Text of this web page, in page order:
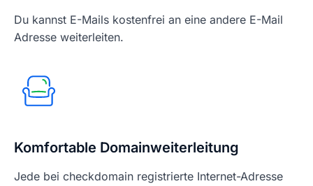
Du kannst E-Mails kostenfrei an eine andere E-Mail
Adresse weiterleiten.
Komfortable Domainweiterleitung
Jede bei checkdomain registrierte Internet-Adresse